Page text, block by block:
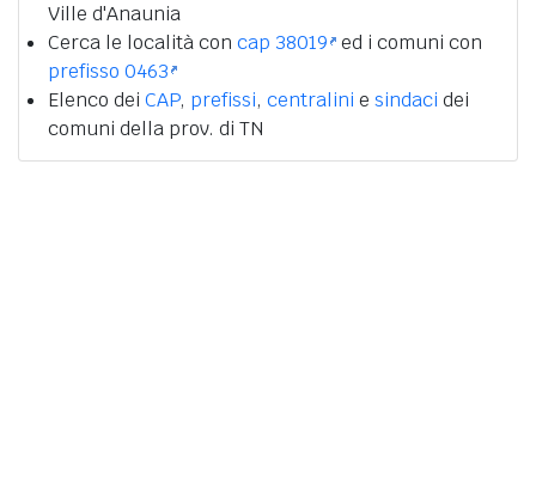
Ville d'Anaunia
Cerca le località con cap 38019 ed i comuni con
prefisso 0463
Elenco dei CAP, prefissi, centralini e sindaci dei
comuni della prov. di TN